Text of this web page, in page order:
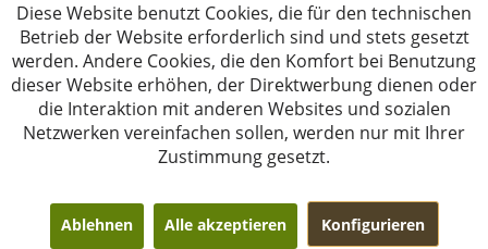
Diese Website benutzt Cookies, die für den technischen
Betrieb der Website erforderlich sind und stets gesetzt
werden. Andere Cookies, die den Komfort bei Benutzung
dieser Website erhöhen, der Direktwerbung dienen oder
die Interaktion mit anderen Websites und sozialen
Netzwerken vereinfachen sollen, werden nur mit Ihrer
Zustimmung gesetzt.
Ablehnen Alle akzeptieren Konfigurieren